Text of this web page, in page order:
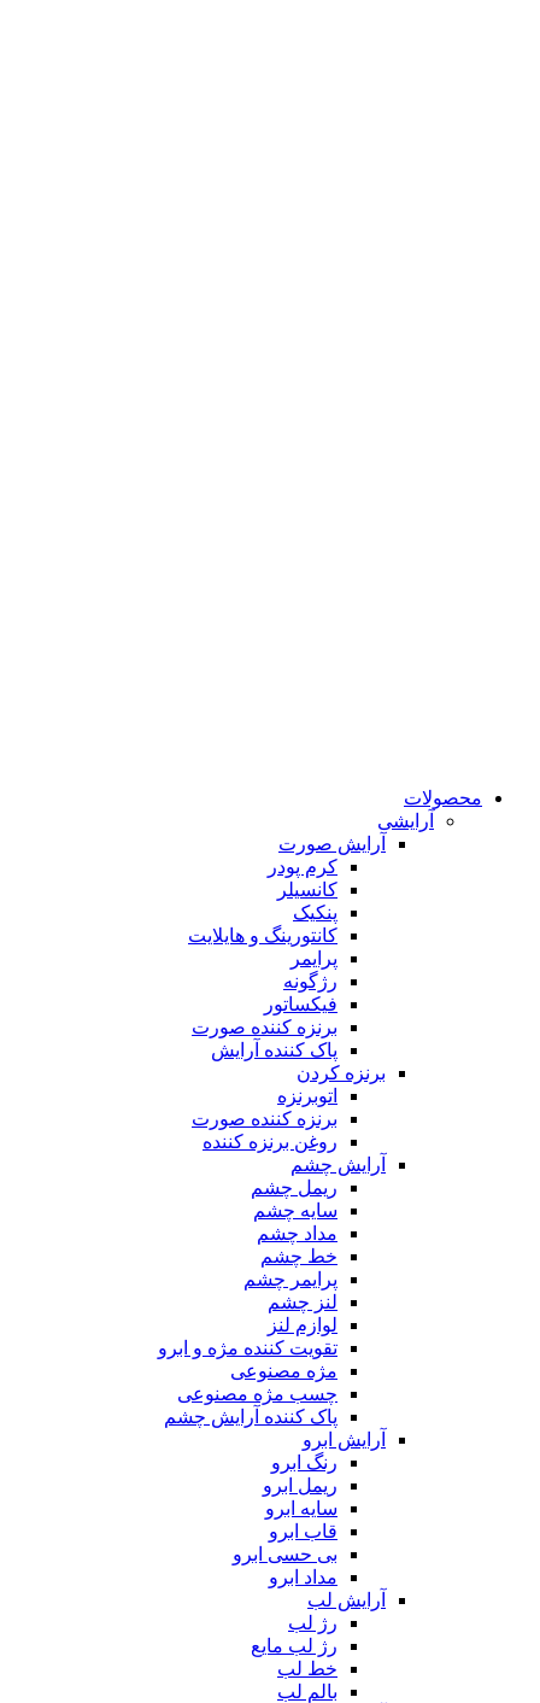
محصولات
آرایشی
آرایش صورت
کرم پودر
کانسیلر
پنکیک
کانتورینگ و هایلایت
پرایمر
رژگونه
فیکساتور
برنزه کننده صورت
پاک کننده آرایش
برنزه کردن
اتوبرنزه
برنزه کننده صورت
روغن برنزه کننده
آرایش چشم
ریمل چشم
سایه چشم
مداد چشم
خط چشم
پرایمر چشم
لنز چشم
لوازم لنز
تقویت کننده مژه و ابرو
مژه مصنوعی
چسب مژه مصنوعی
پاک کننده آرایش چشم
آرایش ابرو
رنگ ابرو
ریمل ابرو
سایه ابرو
قاب ابرو
بی حسی ابرو
مداد ابرو
آرایش لب
رژ لب
رژ لب مایع
خط لب
بالم لب